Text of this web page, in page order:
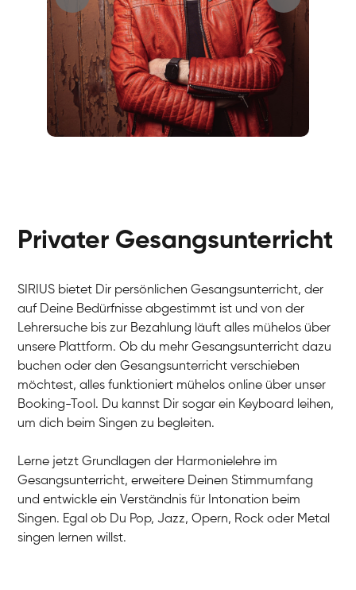
Gesang / Vocal
Anna
Gesang / Vocal
Gesang / Vocal
Gesang / Vocal
Gesang / Vocal
Gesang / Vocal
Gesang / Vocal
Gesang / Vocal
Gesang / Vocal
Gesang / Vocal
Gesang / Vocal
Gesang / Vocal
Privater Gesangsunterricht
SIRIUS bietet Dir persönlichen Gesangsunterricht, der
auf Deine Bedürfnisse abgestimmt ist und von der
Lehrersuche bis zur Bezahlung läuft alles mühelos über
unsere Plattform. Ob du mehr Gesangsunterricht dazu
buchen oder den Gesangsunterricht verschieben
möchtest, alles funktioniert mühelos online über unser
Booking-Tool. Du kannst Dir sogar ein Keyboard leihen,
um dich beim Singen zu begleiten.
Lerne jetzt Grundlagen der Harmonielehre im
Gesangsunterricht, erweitere Deinen Stimmumfang
und entwickle ein Verständnis für Intonation beim
Singen. Egal ob Du Pop, Jazz, Opern, Rock oder Metal
singen lernen willst.